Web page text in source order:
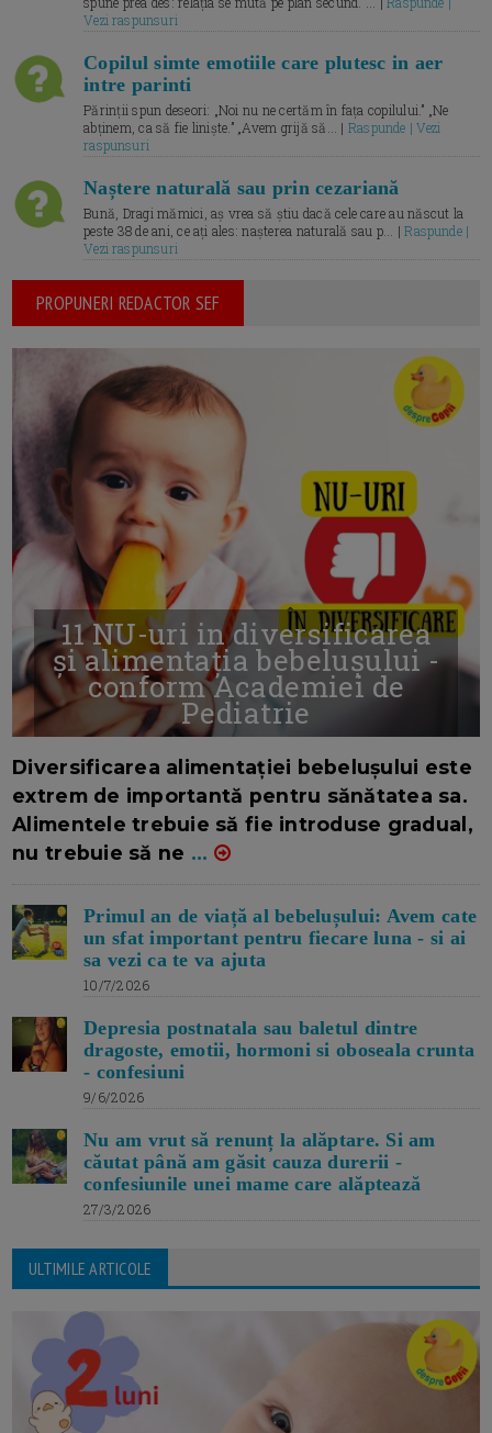
Vezi raspunsuri
Copilul simte emotiile care plutesc in aer
intre parinti
Părinții spun deseori: „Noi nu ne certăm în fața copilului.” „Ne
abținem, ca să fie liniște.” „Avem grijă să... | Raspunde | Vezi
raspunsuri
Naștere naturală sau prin cezariană
Bună, Dragi mămici, aș vrea să știu dacă cele care au născut la
peste 38 de ani, ce ați ales: nașterea naturală sau p... |Raspunde |
Vezi raspunsuri
PROPUNERI REDACTOR SEF
11 NU-uri in diversificarea
și alimentația bebelușului -
conform Academiei de
Pediatrie
Diversificarea alimentației bebelușului este
extrem de importantă pentru sănătatea sa.
Alimentele trebuie să fie introduse gradual,
nu trebuie să ne ...
Primul an de viață al bebelușului: Avem cate
un sfat important pentru fiecare luna - si ai
sa vezi ca te va ajuta
10/7/2026
Depresia postnatala sau baletul dintre
dragoste, emotii, hormoni si oboseala crunta
- confesiuni
9/6/2026
Nu am vrut să renunț la alăptare. Si am
căutat până am găsit cauza durerii -
confesiunile unei mame care alăptează
27/3/2026
ULTIMILE ARTICOLE